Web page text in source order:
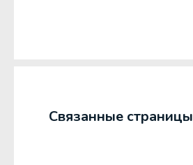
Связанные страницы